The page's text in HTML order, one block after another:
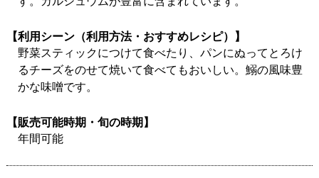
【利用シーン（利用方法・おすすめレシピ）】
野菜スティックにつけて食べたり、パンにぬってとろけ
るチーズをのせて焼いて食べてもおいしい。鰯の風味豊
かな味噌です。
【販売可能時期・旬の時期】
年間可能